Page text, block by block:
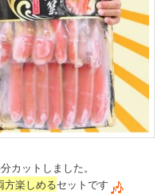
カットしました。
方楽しめるセットです